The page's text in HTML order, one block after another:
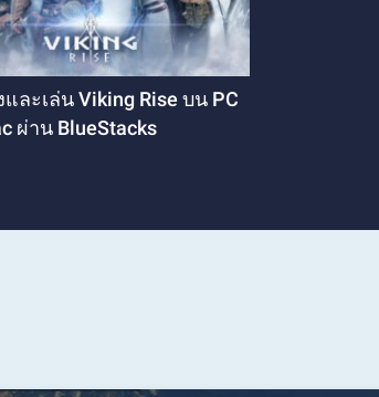
ละเล่น Viking Rise บน PC
ผ่าน BlueStacks